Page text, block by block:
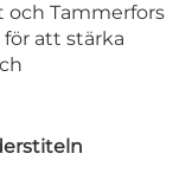
Tammerfors
att stärka